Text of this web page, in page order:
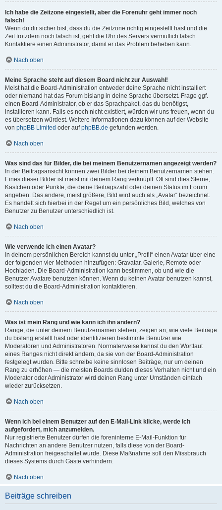
Ich habe die Zeitzone eingestellt, aber die Forenuhr geht immer noch
falsch!
Wenn du dir sicher bist, dass du die Zeitzone richtig eingestellt hast und die
Zeit trotzdem noch falsch ist, geht die Uhr des Servers vermutlich falsch.
Kontaktiere einen Administrator, damit er das Problem beheben kann.
Nach oben
Meine Sprache steht auf diesem Board nicht zur Auswahl!
Meist hat die Board-Administration entweder deine Sprache nicht installiert
oder niemand hat das Forum bislang in deine Sprache übersetzt. Frage ggf.
einen Board-Administrator, ob er das Sprachpaket, das du benötigst,
installieren kann. Falls es noch nicht existiert, würden wir uns freuen, wenn du
es übersetzen würdest. Weitere Informationen dazu können auf der Website
von phpBB Limited oder aufphpBB.de gefunden werden.
Nach oben
Was sind das für Bilder, die bei meinem Benutzernamen angezeigt werden?
In der Beitragsansicht können zwei Bilder bei deinem Benutzernamen stehen.
Eines dieser Bilder ist meist mit deinem Rang verknüpft: Oft sind dies Sterne,
Kästchen oder Punkte, die deine Beitragszahl oder deinen Status im Forum
angeben. Das andere, meist größere, Bild wird auch als „Avatar“ bezeichnet.
Es handelt sich hierbei in der Regel um ein persönliches Bild, welches von
Benutzer zu Benutzer unterschiedlich ist.
Nach oben
Wie verwende ich einen Avatar?
In deinem persönlichen Bereich kannst du unter „Profil“ einen Avatar über eine
der folgenden vier Methoden hinzufügen: Gravatar, Galerie, Remote oder
Hochladen. Die Board-Administration kann bestimmen, ob und wie die
Benutzer Avatare benutzen können. Wenn du keinen Avatar benutzen kannst,
solltest du die Board-Administration kontaktieren.
Nach oben
Was ist mein Rang und wie kann ich ihn ändern?
Ränge, die unter deinem Benutzernamen stehen, zeigen an, wie viele Beiträge
du bislang erstellt hast oder identifizieren bestimmte Benutzer wie
Moderatoren und Administratoren. Normalerweise kannst du den Wortlaut
eines Ranges nicht direkt ändern, da sie von der Board-Administration
festgelegt wurden. Bitte schreibe keine sinnlosen Beiträge, nur um deinen
Rang zu erhöhen — die meisten Boards dulden dieses Verhalten nicht und ein
Moderator oder Administrator wird deinen Rang unter Umständen einfach
wieder zurücksetzen.
Nach oben
Wenn ich bei einem Benutzer auf den E-Mail-Link klicke, werde ich
aufgefordert, mich anzumelden.
Nur registrierte Benutzer dürfen die foreninterne E-Mail-Funktion für
Nachrichten an andere Benutzer nutzen, falls diese von der Board-
Administration freigeschaltet wurde. Diese Maßnahme soll den Missbrauch
dieses Systems durch Gäste verhindern.
Nach oben
Beiträge schreiben